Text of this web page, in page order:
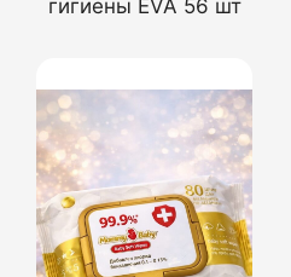
гигиены EVA 56 шт